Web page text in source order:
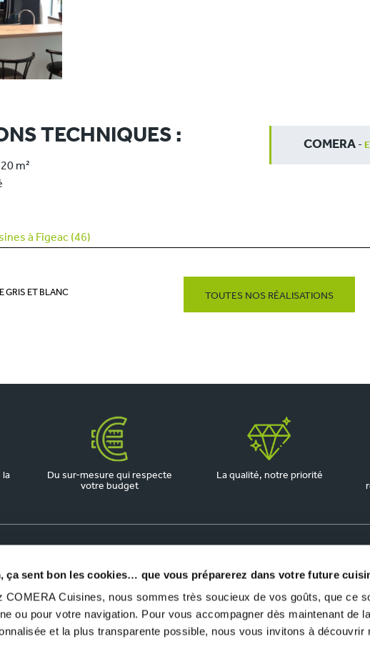
ça sent bon les cookies… que vous préparerez dans votre future
COMERA Cuisines, nous sommes très soucieux de vos goûts, que ce
ou pour votre navigation. Pour vous accompagner dès maintenant de
et la plus transparente possible, nous vous invitons à découvrir
TECHNIQUES :
m²
à Figeac (46)
COMERA -
GRIS ET BLANC TOUTES NOS RÉALISATIONS
la
Du sur-mesure qui respecte
votre budget
La qualité, notre priorité